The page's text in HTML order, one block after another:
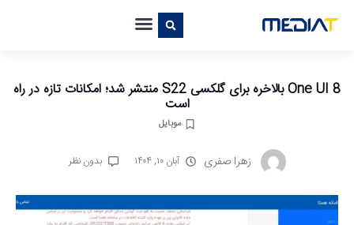
One UI 8 بالاخره برای گلکسی S22 منتشر شد؛ امکانات تازه در راه
است
موبایل
زهرا صفری آبان ۱۰, ۱۴۰۴ بدون نظر